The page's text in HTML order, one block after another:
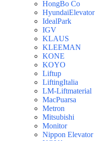
HongBo Co
HyundaiElevator
IdealPark
IGV
KLAUS
KLEEMAN
KONE
KOYO
Liftup
LiftingItalia
LM-Liftmaterial
MacPuarsa
Metron
Mitsubishi
Monitor
Nippon Elevator